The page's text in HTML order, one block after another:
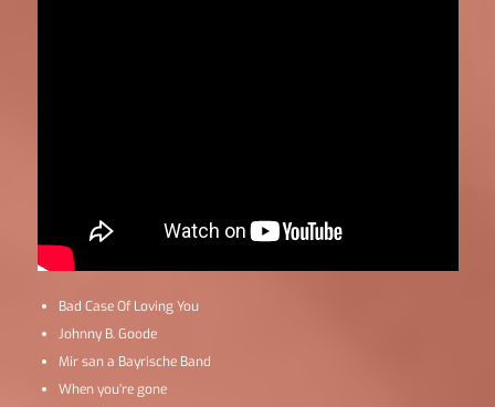
Bad Case Of Loving You
Johnny B. Goode
Mir san a Bayrische Band
When you’re gone